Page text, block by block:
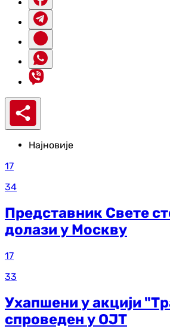
Најновије
17
34
Представник Свете
долази у Москву
17
33
Ухапшени у акцији
спроведен у ОЈТ